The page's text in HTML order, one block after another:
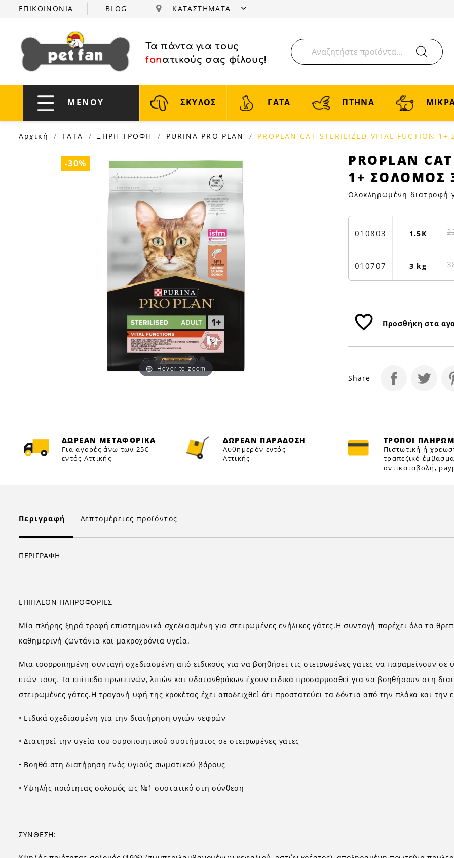
ΕΠΙΚΟΙΝΩΝΙΑ BLOG ΚΑΤΑΣΤΗΜΑΤΑ
Τα πάντα για τους
fanατικούς σας φίλους!
ΜΕΝΟΥ ΣΚΥΛΟΣ ΓΑΤΑ ΠΤΗΝΑ
Αρχική ΓΑΤΑ ΞΗΡΗ ΤΡΟΦΗ PURINA PRO PLAN PROPLAN CAT STERILIZED VITAL FUCTION
-30%
Hover to zoom
PROPLAN
CAT
STERILIZED
VITAL
1+
ΣΟΛΟΜΟΣ
Petfan
PROPLAN
1+ ΣΟΛΟΜΟΣ
Ολοκληρωμένη διατροφή
010803 1.5Κ
010707 3 kg
favorite_border Προσθήκη στα
Share
ΔΩΡΕΑΝ ΜΕΤΑΦΟΡΙΚΑ
Για αγορές άνω των 25€
εντός Αττικής
ΔΩΡΕΑΝ ΠΑΡΑΔΟΣΗ
Αυθημερόν εντός
Αττικής
ΤΡΟΠΟΙ
Πιστωτική ή
τραπεζικό
αντικαταβολή,
Περιγραφή Λεπτομέρειες προϊόντος
ΠΕΡΙΓΡΑΦΗ
ΕΠΙΠΛΕΟΝ ΠΛΗΡΟΦΟΡΙΕΣ
Μία πλήρης ξηρά τροφή επιστημονικά σχεδιασμένη για στειρωμένες ενήλικες γάτες.Η συνταγή παρέχει όλα τα
καθημερινή ζωντάνια και μακροχρόνια υγεία.
Μια ισορροπημένη συνταγή σχεδιασμένη από ειδικούς για να βοηθήσει τις στειρωμένες γάτες να παραμείνουν σε
ετών τους. Τα επίπεδα πρωτεϊνών, λιπών και υδατανθράκων έχουν ειδικά προσαρμοσθεί για να βοηθήσουν στη
στειρωμένες γάτες.Η τραγανή υφή της κροκέτας έχει αποδειχθεί ότι προστατεύει τα δόντια από την πλάκα και την
• Ειδικά σχεδιασμένη για την διατήρηση υγιών νεφρών
• Διατηρεί την υγεία του ουροποιητικού συστήματος σε στειρωμένες γάτες
• Βοηθά στη διατήρηση ενός υγιούς σωματικού βάρους
• Υψηλής ποιότητας σολομός ως №1 συστατικό στη σύνθεση
ΣΥΝΘΕΣΗ: